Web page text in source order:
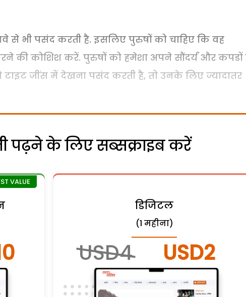
से भी पसंद करती है. इसलिए पुरुषों को चाहिए कि वह
की कोशिश करें. पुरुषों को हमेशा अपने सौंदर्य और कपडों
टाइट जींस में देखना पसंद करती है, तो उनके लिए ज्यादातर
पढ़ने के लिए सब्सक्राइब करें
डिजिटल
(1 महीना)
USD4 USD2